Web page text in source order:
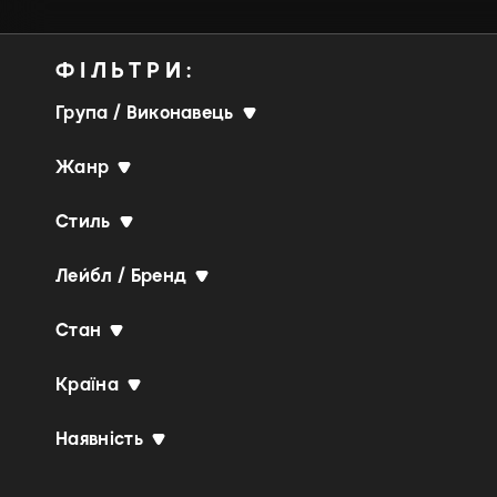
ФІЛЬТРИ:
Група / Виконавець
Жанр
Стиль
Лейбл / Бренд
Стан
Країна
Наявність